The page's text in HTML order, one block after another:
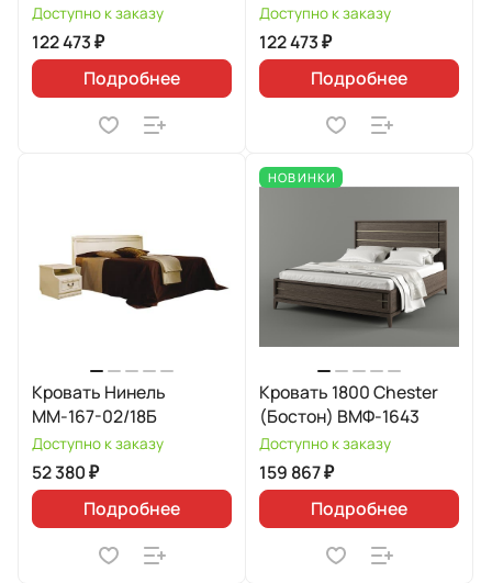
Доступно к заказу
122 473 ₽
Подробнее
Доступно к заказу
122 473 ₽
Подробнее
Кровать Нинель
ММ-167-02/18Б
Доступно к заказу
52 380 ₽
Подробнее
НОВИНКИ
Кровать 1800 Chester
(Бостон) ВМФ-1643
Доступно к заказу
159 867 ₽
Подробнее